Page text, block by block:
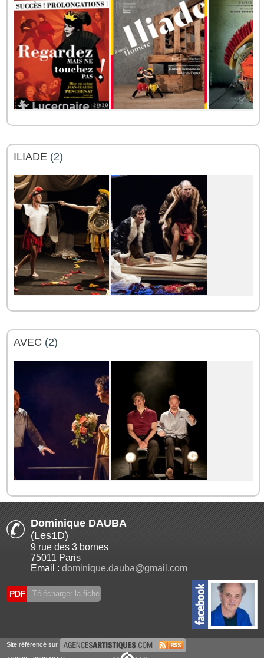
ILIADE (2)
AVEC (2)
Dominique DAUBA
(Les1D)
9 rue des 3 bornes
75011 Paris
Email :dominique.dauba@gmail.com
PDF Télécharger la fiche
Site référencé sur